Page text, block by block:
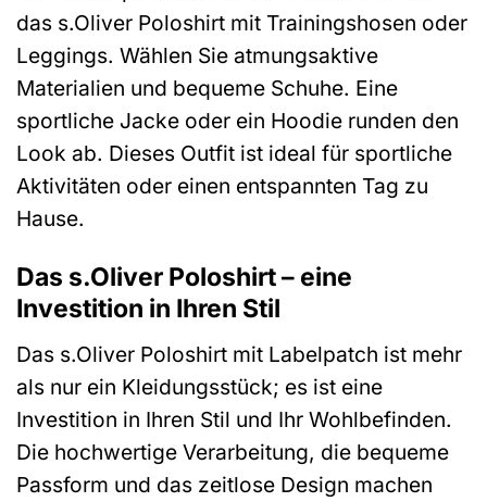
das s.Oliver Poloshirt mit Trainingshosen oder
Leggings. Wählen Sie atmungsaktive
Materialien und bequeme Schuhe. Eine
sportliche Jacke oder ein Hoodie runden den
Look ab. Dieses Outfit ist ideal für sportliche
Aktivitäten oder einen entspannten Tag zu
Hause.
Das s.Oliver Poloshirt – eine
Investition in Ihren Stil
Das s.Oliver Poloshirt mit Labelpatch ist mehr
als nur ein Kleidungsstück; es ist eine
Investition in Ihren Stil und Ihr Wohlbefinden.
Die hochwertige Verarbeitung, die bequeme
Passform und das zeitlose Design machen